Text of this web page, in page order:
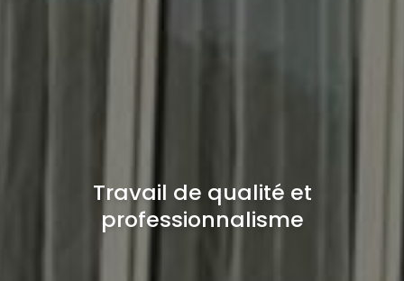
Travail de qualité et
professionnalisme